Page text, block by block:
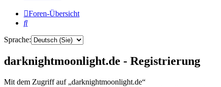
Foren-Übersicht
Suche
Sprache:
darknightmoonlight.de - Registrierung
Mit dem Zugriff auf „darknightmoonlight.de“